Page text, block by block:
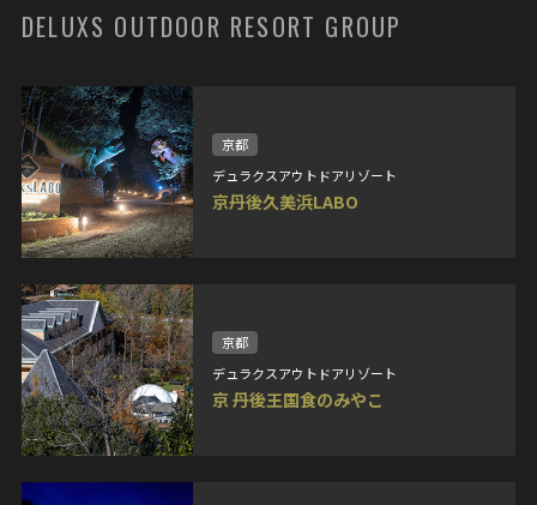
DELUXS OUTDOOR RESORT GROUP
京都
デュラクスアウトドアリゾート
京丹後久美浜LABO
京都
デュラクスアウトドアリゾート
京 丹後王国食のみやこ